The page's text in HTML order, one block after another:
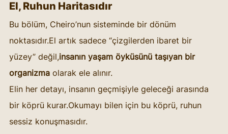
El, Ruhun Haritasıdır
Bu bölüm, Cheiro’nun sisteminde bir dönüm
noktasıdır.El artık sadece “çizgilerden ibaret bir
yüzey” değil,insanın yaşam öyküsünü taşıyan bir
organizma olarak ele alınır.
Elin her detayı, insanın geçmişiyle geleceği arasında
bir köprü kurar.Okumayı bilen için bu köprü, ruhun
sessiz konuşmasıdır.